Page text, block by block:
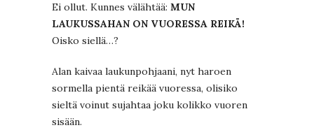
Ei ollut. Kunnes välähtää: MUN
LAUKUSSAHAN ON VUORESSA REIKÄ!
Oisko siellä…?
Alan kaivaa laukunpohjaani, nyt haroen
sormella pientä reikää vuoressa, olisiko
sieltä voinut sujahtaa joku kolikko vuoren
sisään.